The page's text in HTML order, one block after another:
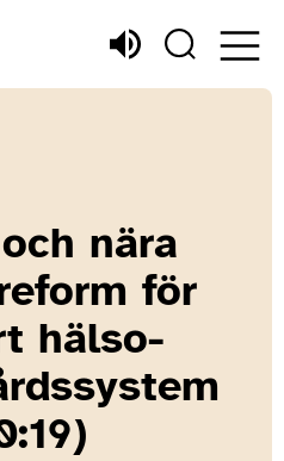
nära
för
hälso-